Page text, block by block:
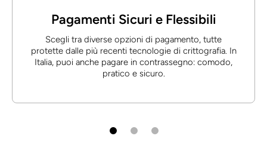
Pagamenti Sicuri e Flessibili
Scegli tra diverse opzioni di pagamento, tutte
protette dalle più recenti tecnologie di crittografia. In
Italia, puoi anche pagare in contrassegno: comodo,
pratico e sicuro.